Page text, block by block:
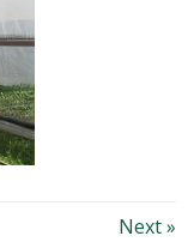
Next »